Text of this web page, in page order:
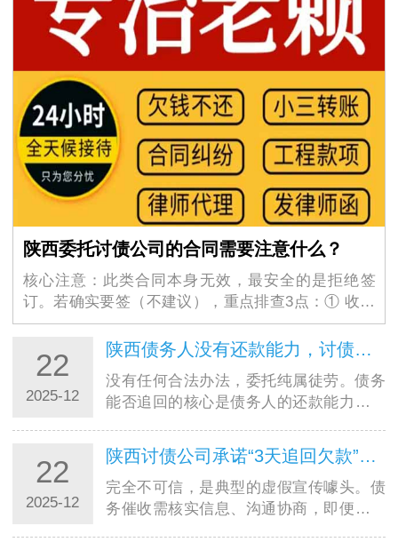
陕西委托讨债公司的合同需要注意什么？
核心注意：此类合同本身无效，最安全的是拒绝签
订。若确实要签（不建议），重点排查3点：① 收费
条款，明确是否有隐性费用，…
22
2025-12
陕西债务人没有还款能力，讨债公司有办法吗？
没有任何合法办法，委托纯属徒劳。债务
能否追回的核心是债务人的还款能力，若
来源，即…
22
2025-12
陕西讨债公司承诺“3天追回欠款”，可信吗？
完全不可信，是典型的虚假宣传噱头。债
务催收需核实信息、沟通协商，即便债务